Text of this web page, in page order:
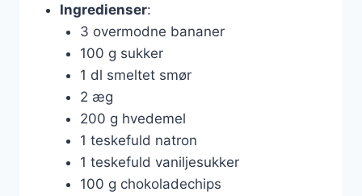
Ingredienser:
3 overmodne bananer
100 g sukker
1 dl smeltet smør
2 æg
200 g hvedemel
1 teskefuld natron
1 teskefuld vaniljesukker
100 g chokoladechips